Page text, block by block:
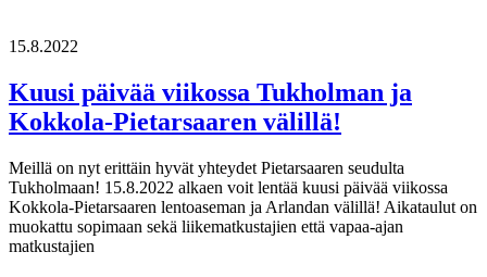
15.8.2022
Kuusi päivää viikossa Tukholman ja
Kokkola-Pietarsaaren välillä!
Meillä on nyt erittäin hyvät yhteydet Pietarsaaren seudulta
Tukholmaan! 15.8.2022 alkaen voit lentää kuusi päivää viikossa
Kokkola-Pietarsaaren lentoaseman ja Arlandan välillä! Aikataulut on
muokattu sopimaan sekä liikematkustajien että vapaa-ajan
matkustajien